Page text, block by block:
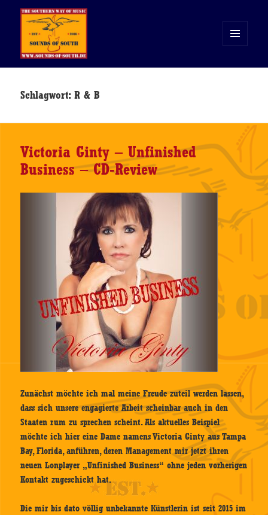
WIDGETS
Schlagwort:R & B
Victoria Ginty – Unfinished
Business – CD-Review
Zunächst möchte ich mal meine Freude zuteil werden lassen,
dass sich unsere engagierte Arbeit scheinbar auch in den
Staaten rum zu sprechen scheint. Als aktuelles Beispiel
möchte ich hier eine Dame namens Victoria Ginty aus Tampa
Bay, Florida, anführen, deren Management mir jetzt ihren
neuen Lonplayer „Unfinished Business“ ohne jeden vorherigen
Kontakt zugeschickt hat.
Die mir bis dato völlig unbekannte Künstlerin ist seit 2015 im